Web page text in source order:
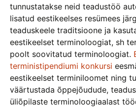
tunnustatakse neid teadustöö
lisatud eestikeelses resümees
teaduskeele traditsioone ja
eestikeelset terminoloogiat, sh
poolt soovitatud terminoloogiat.
terministipendiumi konkursi
eestikeelset terminiloomet ning
väärtustada õppejõudude,
üliõpilaste terminoloogiaalast